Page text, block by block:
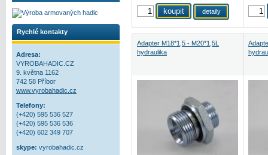
Rychlé kontakty
Adresa:
VYROBAHADIC.CZ
9. května 1162
742 58 Příbor
www.vyrobahadic.cz
Telefony:
(+420) 595 536 527
(+420) 595 536 536
(+420) 602 349 707
skype: vyrobahadic.cz
detaily
Adapter M18*1,5 - M20*1,5L
hydraulika